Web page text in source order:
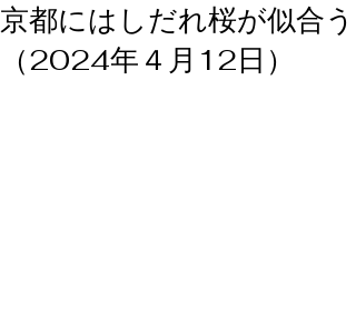
京都にはしだれ桜が似合う
（2024年４月12日）